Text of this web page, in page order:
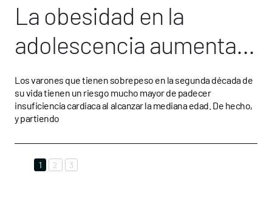
La obesidad en la
adolescencia aumenta el
riesgo de insuficiencia
cardiaca
Los varones que tienen sobrepeso en la segunda década de
su vida tienen un riesgo mucho mayor de padecer
insuficiencia cardiaca al alcanzar la mediana edad. De hecho,
y partiendo
1 2 3